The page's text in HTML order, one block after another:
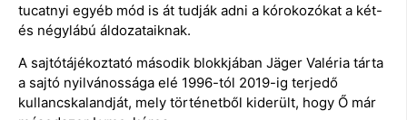
tucatnyi egyéb mód is át tudják adni a kórokozókat a két-
és négylábú áldozataiknak.
A sajtótájékoztató második blokkjában Jäger Valéria tárta
a sajtó nyilvánossága elé 1996-tól 2019-ig terjedő
kullancskalandját, mely történetből kiderült, hogy Ő már